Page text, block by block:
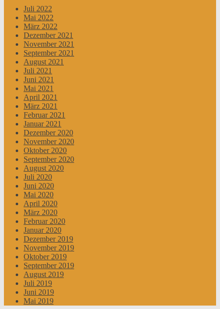
Juli 2022
Mai 2022
März 2022
Dezember 2021
November 2021
September 2021
August 2021
Juli 2021
Juni 2021
Mai 2021
April 2021
März 2021
Februar 2021
Januar 2021
Dezember 2020
November 2020
Oktober 2020
September 2020
August 2020
Juli 2020
Juni 2020
Mai 2020
April 2020
März 2020
Februar 2020
Januar 2020
Dezember 2019
November 2019
Oktober 2019
September 2019
August 2019
Juli 2019
Juni 2019
Mai 2019